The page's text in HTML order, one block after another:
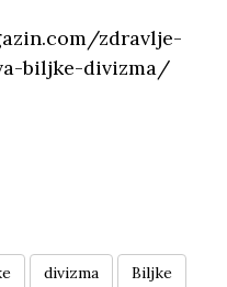
zdravlje-
biljke-divizma/
divizma Biljke